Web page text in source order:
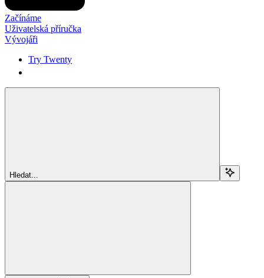
Začínáme
Uživatelská příručka
Vývojáři
Try Twenty
Hledat...